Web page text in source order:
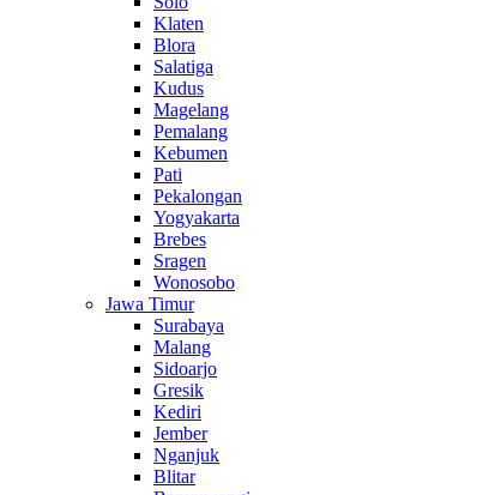
Klaten
Blora
Salatiga
Kudus
Magelang
Pemalang
Kebumen
Pati
Pekalongan
Yogyakarta
Brebes
Sragen
Wonosobo
Jawa Timur
Surabaya
Malang
Sidoarjo
Gresik
Kediri
Jember
Nganjuk
Blitar